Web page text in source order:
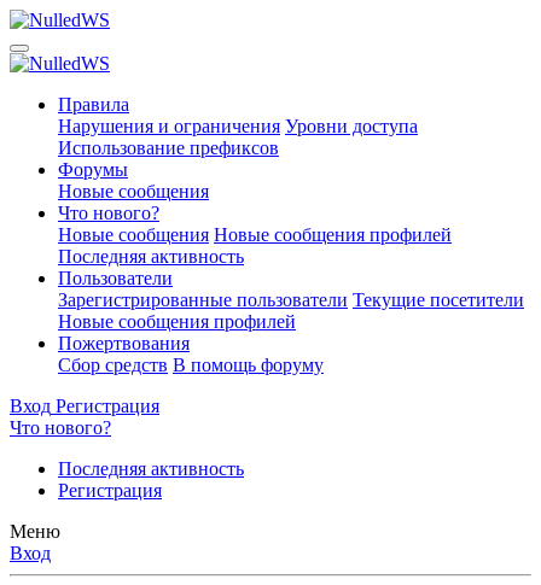
Правила
Нарушения и ограничения Уровни доступа
Использование префиксов
Форумы
Новые сообщения
Что нового?
Новые сообщения Новые сообщения профилей
Последняя активность
Пользователи
Зарегистрированные пользователи Текущие посетители
Новые сообщения профилей
Пожертвования
Сбор средств В помощь форуму
Вход Регистрация
Что нового?
Последняя активность
Регистрация
Меню
Вход